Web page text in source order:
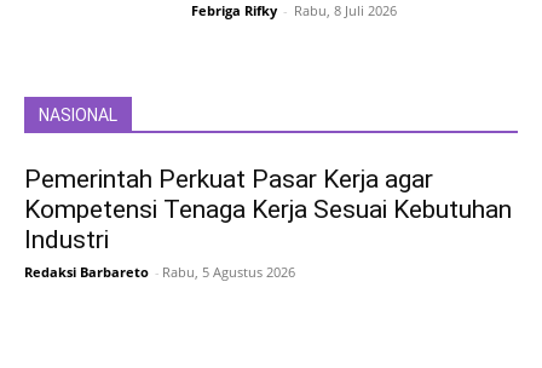
Febriga Rifky - Rabu, 8 Juli 2026
NASIONAL
Pemerintah Perkuat Pasar Kerja agar
Kompetensi Tenaga Kerja Sesuai Kebutuhan
Industri
Redaksi Barbareto - Rabu, 5 Agustus 2026